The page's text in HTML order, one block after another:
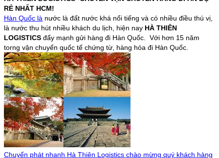
RẺ NHẤT HCM!
Hàn Quốc là nước là đất nước khá nổi tiếng và có nhiều điều thú vị,
là nước thu hút nhiều khách du lịch, hiện nay HÀ THIÊN
LOGISTICS đẩy mạnh gửi hàng đi Hàn Quốc. Với hơn 15 năm
torng vận chuyển quốc tế chứng từ, hàng hóa đi Hàn Quốc.
Chuyển phát nhanh Hà Thiên Logistics chào mừng quý khách hàng